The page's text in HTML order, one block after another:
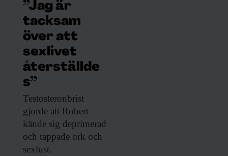
”Jag är
tacksam
över att
sexlivet
återställde
s”
Testosteronbrist
gjorde att Robert
kände sig deprimerad
och tappade ork och
sexlust.